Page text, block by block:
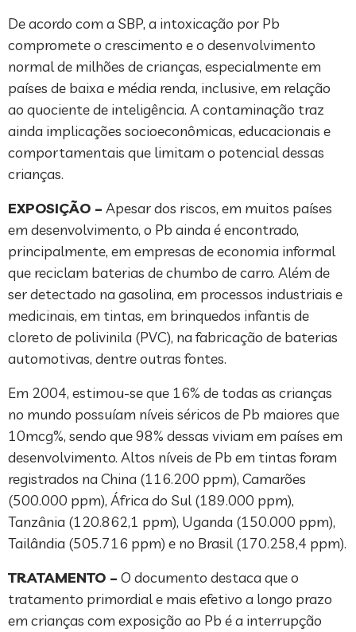
De acordo com a SBP, a intoxicação por Pb
compromete o crescimento e o desenvolvimento
normal de milhões de crianças, especialmente em
países de baixa e média renda, inclusive, em relação
ao quociente de inteligência. A contaminação traz
ainda implicações socioeconômicas, educacionais e
comportamentais que limitam o potencial dessas
crianças.
EXPOSIÇÃO – Apesar dos riscos, em muitos países
em desenvolvimento, o Pb ainda é encontrado,
principalmente, em empresas de economia informal
que reciclam baterias de chumbo de carro. Além de
ser detectado na gasolina, em processos industriais e
medicinais, em tintas, em brinquedos infantis de
cloreto de polivinila (PVC), na fabricação de baterias
automotivas, dentre outras fontes.
Em 2004, estimou-se que 16% de todas as crianças
no mundo possuíam níveis séricos de Pb maiores que
10mcg%, sendo que 98% dessas viviam em países em
desenvolvimento. Altos níveis de Pb em tintas foram
registrados na China (116.200 ppm), Camarões
(500.000 ppm), África do Sul (189.000 ppm),
Tanzânia (120.862,1 ppm), Uganda (150.000 ppm),
Tailândia (505.716 ppm) e no Brasil (170.258,4 ppm).
TRATAMENTO – O documento destaca que o
tratamento primordial e mais efetivo a longo prazo
em crianças com exposição ao Pb é a interrupção